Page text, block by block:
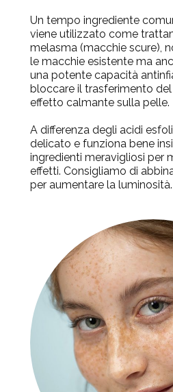
Un tempo ingrediente
viene utilizzato come
melasma (macchie scure),
le macchie esistente ma
una potente capacità
bloccare il trasferimento
effetto calmante sulla pelle.
A differenza degli acidi
delicato e funziona bene
ingredienti meravigliosi per
effetti. Consigliamo di
per aumentare la luminosità.